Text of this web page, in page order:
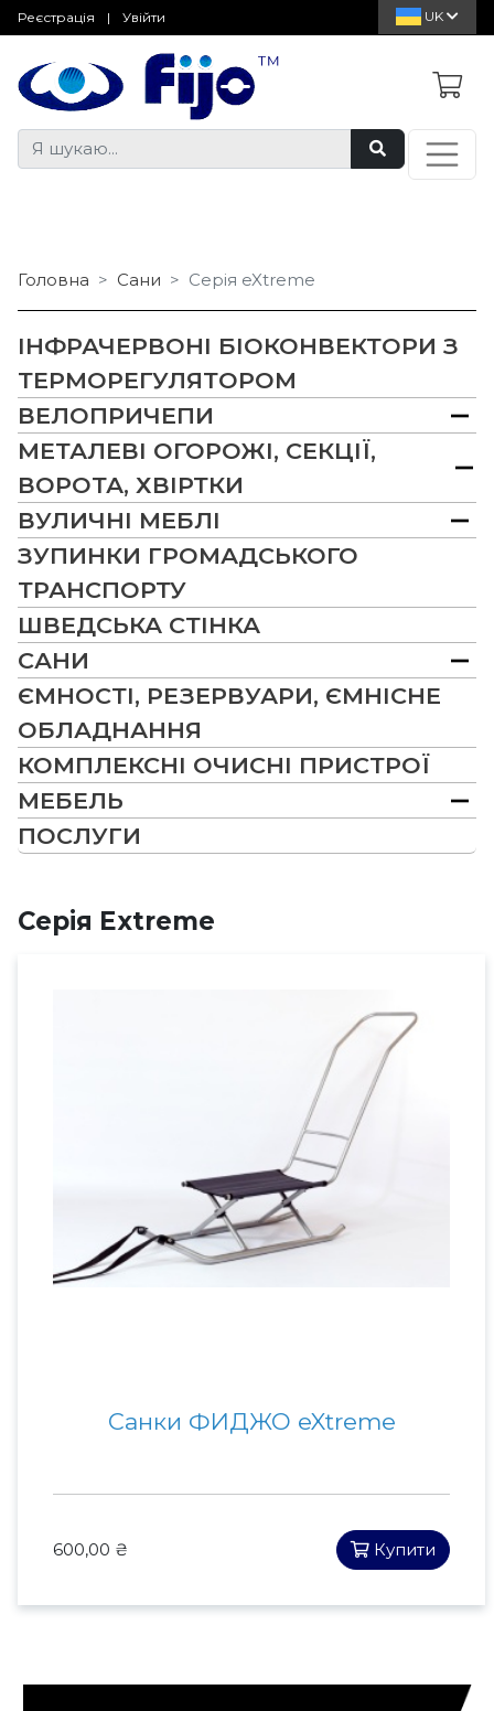
Реєстрація | Увійти UK
Головна Сани Серія eXtreme
ІНФРАЧЕРВОНІ БІОКОНВЕКТОРИ З
ТЕРМОРЕГУЛЯТОРОМ
ВЕЛОПРИЧЕПИ
МЕТАЛЕВІ ОГОРОЖІ, СЕКЦІЇ,
ВОРОТА, ХВІРТКИ
ВУЛИЧНІ МЕБЛІ
ЗУПИНКИ ГРОМАДСЬКОГО
ТРАНСПОРТУ
ШВЕДСЬКА СТІНКА
САНИ
ЄМНОСТІ, РЕЗЕРВУАРИ, ЄМНІСНЕ
ОБЛАДНАННЯ
КОМПЛЕКСНІ ОЧИСНІ ПРИСТРОЇ
МЕБЕЛЬ
ПОСЛУГИ
Серія Extreme
Санки ФИДЖО eXtreme
600,00 ₴ Купити